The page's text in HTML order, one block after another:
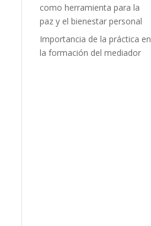
como herramienta para la
paz y el bienestar personal
Importancia de la práctica en
la formación del mediador